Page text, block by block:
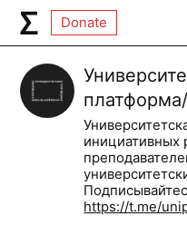
Donate
инициативных
https://t.me/